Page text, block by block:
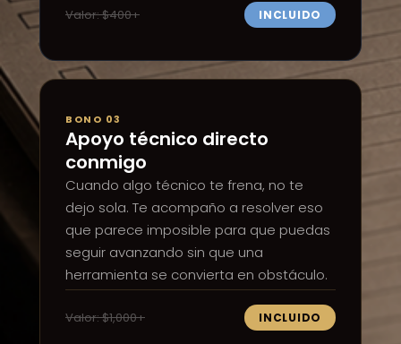
Valor: $400+ INCLUIDO
BONO 03
Apoyo técnico directo
conmigo
Cuando algo técnico te frena, no te
dejo sola. Te acompaño a resolver eso
que parece imposible para que puedas
seguir avanzando sin que una
herramienta se convierta en obstáculo.
Valor: $1,000+ INCLUIDO